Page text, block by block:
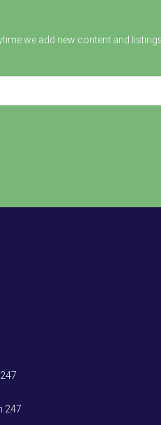
we add new content and
247